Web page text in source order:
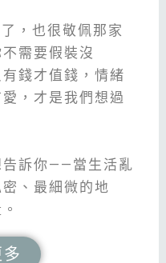
，也很敬佩那家
需要假裝沒
錢才值錢，情緒
，才是我們想過
告訴你——當生活亂
、最細微的地